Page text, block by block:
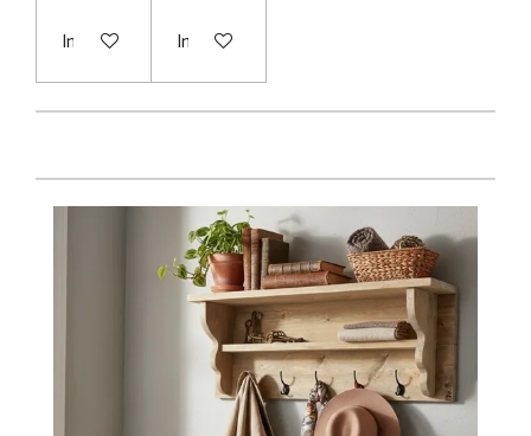
In winkelwagen In winkelwagen